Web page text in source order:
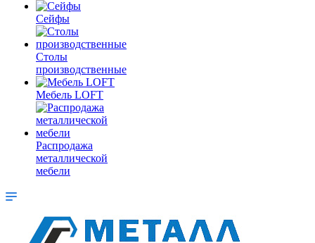
Сейфы
Столы
производственные
Мебель LOFT
Распродажа
металлической
мебели